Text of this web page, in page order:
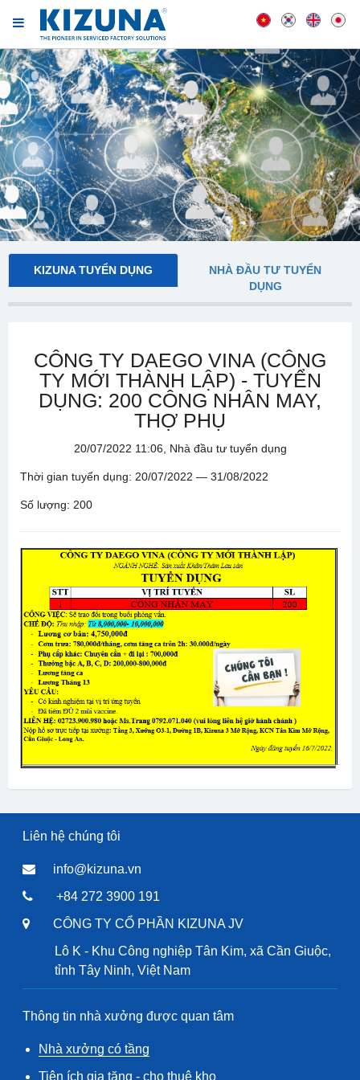
KIZUNA TUYỂN DỤNG
NHÀ ĐẦU TƯ TUYỂN
DỤNG
CÔNG TY DAEGO VINA (CÔNG
TY MỚI THÀNH LẬP) - TUYỂN
DỤNG: 200 CÔNG NHÂN MAY,
THỢ PHỤ
20/07/2022 11:06, Nhà đầu tư tuyển dụng
Thời gian tuyển dụng: 20/07/2022 — 31/08/2022
Số lượng: 200
Liên hệ chúng tôi
info@kizuna.vn
+84 272 3900 191
CÔNG TY CỔ PHẦN KIZUNA JV
Lô K - Khu Công nghiệp Tân Kim, xã Cần Giuộc,
tỉnh Tây Ninh, Việt Nam
Thông tin nhà xưởng được quan tâm
Nhà xưởng có tầng
Tiện ích gia tăng - cho thuê kho